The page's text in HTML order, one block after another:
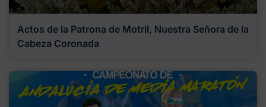
Actos de la Patrona de Motril, Nuestra Señora de la
Cabeza Coronada